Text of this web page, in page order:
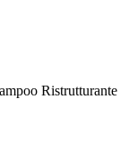
Ristrutturante